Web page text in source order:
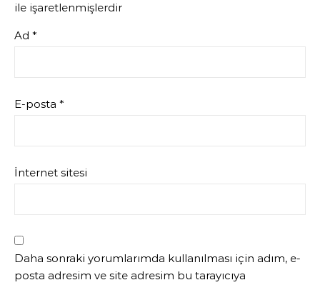
ile işaretlenmişlerdir
Ad *
E-posta *
İnternet sitesi
Daha sonraki yorumlarımda kullanılması için adım, e-
posta adresim ve site adresim bu tarayıcıya